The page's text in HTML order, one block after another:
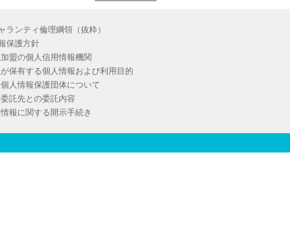
ランティ倫理綱領（抜粋）
保護方針
盟の個人信用情報機関
保有する個人情報および利用目的
人情報保護団体について
託先との委託内容
報に関する開示手続き